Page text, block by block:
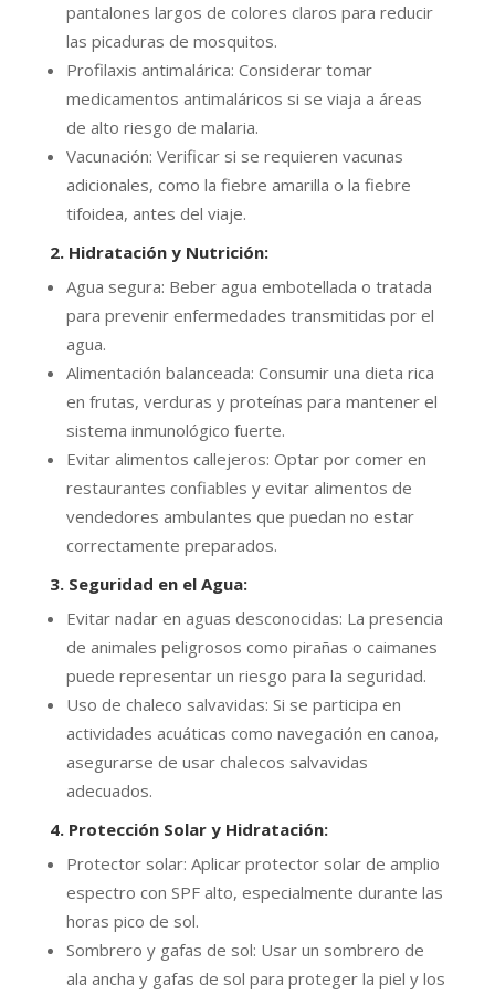
pantalones largos de colores claros para reducir
las picaduras de mosquitos.
Profilaxis antimalárica: Considerar tomar
medicamentos antimaláricos si se viaja a áreas
de alto riesgo de malaria.
Vacunación: Verificar si se requieren vacunas
adicionales, como la fiebre amarilla o la fiebre
tifoidea, antes del viaje.
2. Hidratación y Nutrición:
Agua segura: Beber agua embotellada o tratada
para prevenir enfermedades transmitidas por el
agua.
Alimentación balanceada: Consumir una dieta rica
en frutas, verduras y proteínas para mantener el
sistema inmunológico fuerte.
Evitar alimentos callejeros: Optar por comer en
restaurantes confiables y evitar alimentos de
vendedores ambulantes que puedan no estar
correctamente preparados.
3. Seguridad en el Agua:
Evitar nadar en aguas desconocidas: La presencia
de animales peligrosos como pirañas o caimanes
puede representar un riesgo para la seguridad.
Uso de chaleco salvavidas: Si se participa en
actividades acuáticas como navegación en canoa,
asegurarse de usar chalecos salvavidas
adecuados.
4. Protección Solar y Hidratación:
Protector solar: Aplicar protector solar de amplio
espectro con SPF alto, especialmente durante las
horas pico de sol.
Sombrero y gafas de sol: Usar un sombrero de
ala ancha y gafas de sol para proteger la piel y los